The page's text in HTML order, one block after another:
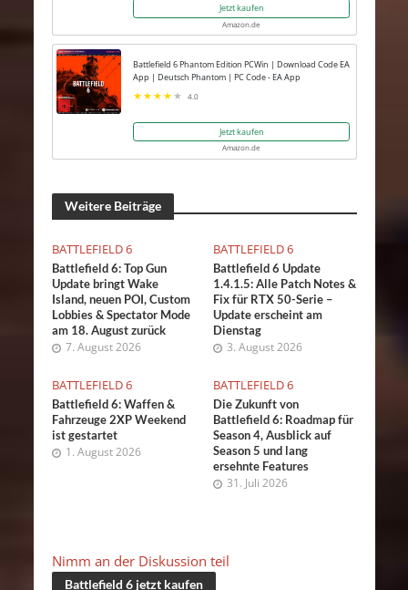
Jetzt kaufen
Amazon.de
Battlefield 6 Phantom Edition PCWin | Download Code EA
App | Deutsch Phantom | PC Code - EA App
4.0
Jetzt kaufen
Amazon.de
Weitere Beiträge
BATTLEFIELD 6
Battlefield 6: Top Gun
Update bringt Wake
Island, neuen POI, Custom
Lobbies & Spectator Mode
am 18. August zurück
7. August 2026
BATTLEFIELD 6
Battlefield 6 Update
1.4.1.5: Alle Patch Notes &
Fix für RTX 50-Serie –
Update erscheint am
Dienstag
3. August 2026
BATTLEFIELD 6
Battlefield 6: Waffen &
Fahrzeuge 2XP Weekend
ist gestartet
1. August 2026
BATTLEFIELD 6
Die Zukunft von
Battlefield 6: Roadmap für
Season 4, Ausblick auf
Season 5 und lang
ersehnte Features
31. Juli 2026
Nimm an der Diskussion teil
Battlefield 6 jetzt kaufen